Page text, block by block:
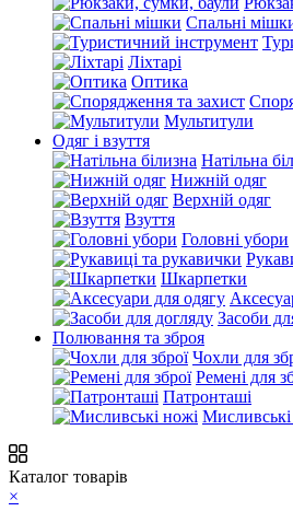
Спальні
Ліхтарі
Оптика
Мультитули
Одяг і взуття
Натільна
Нижній одяг
Верхній одяг
Взуття
Головні убори
Шкарпетки
Засоби
Полювання та зброя
Чохли для
Ремені для
Патронташі
Каталог товарів
×